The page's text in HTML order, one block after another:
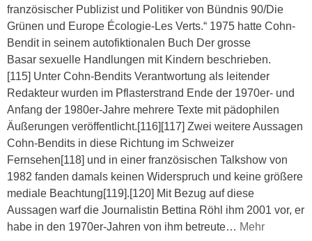
französischer Publizist und Politiker von Bündnis 90/Die
Grünen und Europe Écologie-Les Verts.“ 1975 hatte Cohn-
Bendit in seinem autofiktionalen Buch Der grosse
Basar sexuelle Handlungen mit Kindern beschrieben.
[115] Unter Cohn-Bendits Verantwortung als leitender
Redakteur wurden im Pflasterstrand Ende der 1970er- und
Anfang der 1980er-Jahre mehrere Texte mit pädophilen
Äußerungen veröffentlicht.[116][117] Zwei weitere Aussagen
Cohn-Bendits in diese Richtung im Schweizer
Fernsehen[118] und in einer französischen Talkshow von
1982 fanden damals keinen Widerspruch und keine größere
mediale Beachtung[119].[120] Mit Bezug auf diese
Aussagen warf die Journalistin Bettina Röhl ihm 2001 vor, er
habe in den 1970er-Jahren von ihm betreute… Mehr